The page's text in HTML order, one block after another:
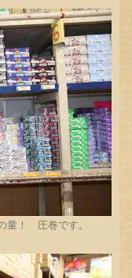
量！ 圧巻です。